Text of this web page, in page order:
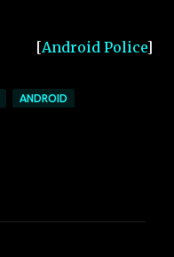
[Android Police]
ANDROID